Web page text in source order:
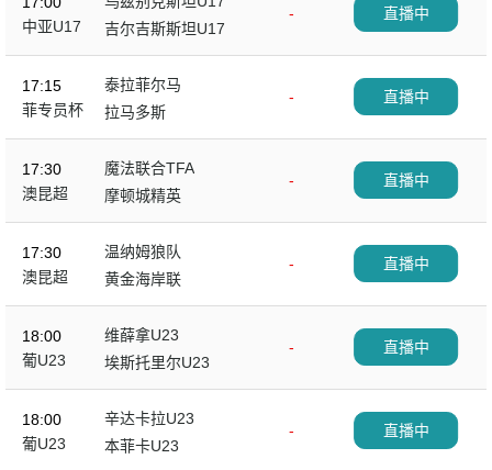
中亚U17
-
吉尔吉斯斯坦U17
直播中
17:15
菲专员杯
泰拉菲尔马
-
拉马多斯
直播中
17:30
澳昆超
魔法联合TFA
-
摩顿城精英
直播中
17:30
澳昆超
温纳姆狼队
-
黄金海岸联
直播中
18:00
葡U23
维薛拿U23
-
埃斯托里尔U23
直播中
18:00
葡U23
辛达卡拉U23
-
本菲卡U23
直播中